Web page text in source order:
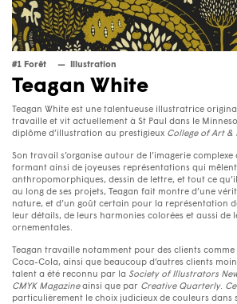
#1 Forêt Illustration
Teagan White
Teagan White est une talentueuse illustratrice
travaille et vit actuellement à St Paul dans le
diplôme d’illustration au prestigieux College of Art &
Son travail s’organise autour de l’imagerie
formant ainsi de joyeuses représentations qui
anthropomorphiques, dessin de lettre, et tout ce
au long de ses projets, Teagan fait montre d’une
nature, et d’un goût certain pour la représentation
leur détails, de leurs harmonies colorées et aussi de
ornementales.
Teagan travaille notamment pour des clients comme
Coca-Cola, ainsi que beaucoup d’autres clients
talent a été reconnu par la Society of Illustrators
CMYK Magazineainsi que par Creative Quarterly.
particulièrement le choix judicieux de couleurs dans